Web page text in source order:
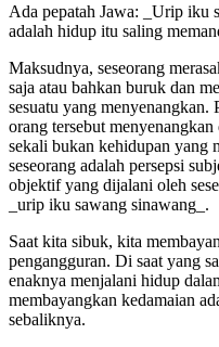
Ada pepatah Jawa: _Urip iku
adalah hidup itu saling
Maksudnya, seseorang
saja atau bahkan buruk dan
sesuatu yang menyenangkan.
orang tersebut
sekali bukan kehidupan yang
seseorang adalah persepsi
objektif yang dijalani oleh
_urip iku sawang sinawang_.
Saat kita sibuk, kita
pengangguran. Di saat yang
enaknya menjalani hidup
membayangkan kedamaian
sebaliknya.